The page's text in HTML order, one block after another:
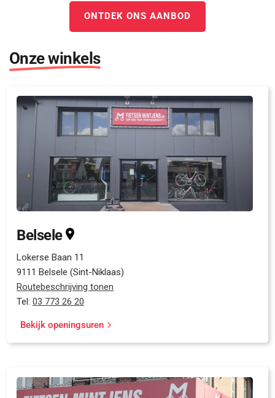
ONTDEK ONS AANBOD
Onze winkels
Belsele
Lokerse Baan 11
9111 Belsele (Sint-Niklaas)
Routebeschrijving tonen
Tel:03 773 26 20
Bekijk openingsuren